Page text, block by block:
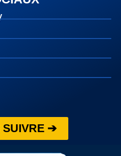
SUIVRE ➔